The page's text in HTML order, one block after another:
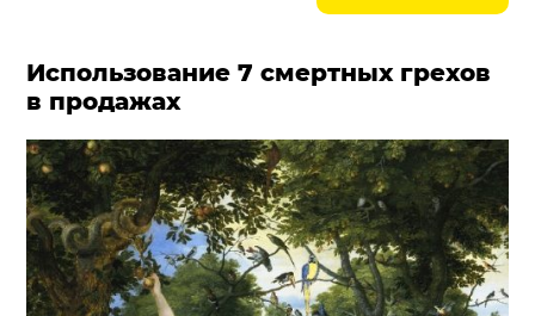
Использование 7 смертных грехов
в продажах